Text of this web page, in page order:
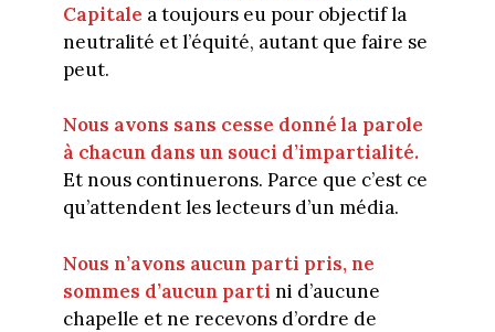
Capitale a toujours eu pour objectif la
neutralité et l’équité, autant que faire se
peut.
Nous avons sans cesse donné la parole
à chacun dans un souci d’impartialité.
Et nous continuerons. Parce que c’est ce
qu’attendent les lecteurs d’un média.
Nous n’avons aucun parti pris, ne
sommes d’aucun parti ni d’aucune
chapelle et ne recevons d’ordre de